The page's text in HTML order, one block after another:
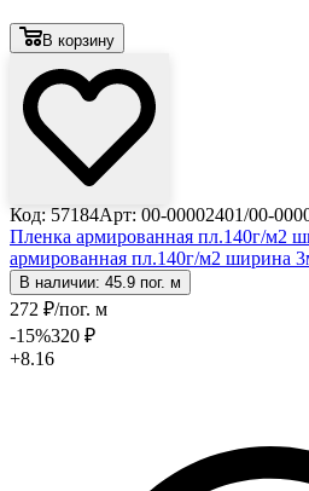
В корзину
Код: 57184Арт: 00-00002401/00-
Пленка армированная пл.140г/м2
армированная пл.140г/м2 ширина
В наличии: 45.9 пог. м
272 ₽/пог. м
-15%320 ₽
+8.16